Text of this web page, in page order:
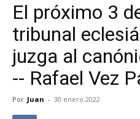
El próximo 3
tribunal
juzga al
-- Rafael Vez
Por Juan - 30 enero 2022